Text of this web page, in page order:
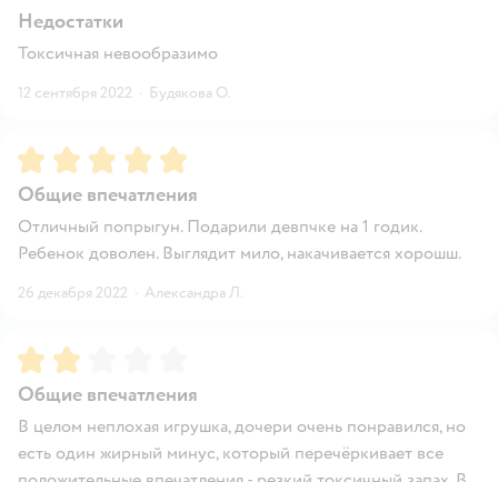
Недостатки
Токсичная невообразимо
12 сентября 2022 · Будякова О.
Рейтинг:5
Общие впечатления
Отличный попрыгун. Подарили девпчке на 1 годик.
Ребенок доволен. Выглядит мило, накачивается хорошш.
26 декабря 2022 · Александра Л.
Рейтинг:
Общие впечатления
В целом неплохая игрушка, дочери очень понравился, но
есть один жирный минус, который перечёркивает все